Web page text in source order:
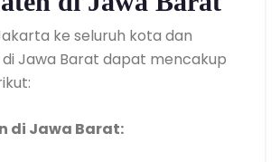
ke seluruh kota dan
Jawa Barat dapat mencakup
di Jawa Barat: